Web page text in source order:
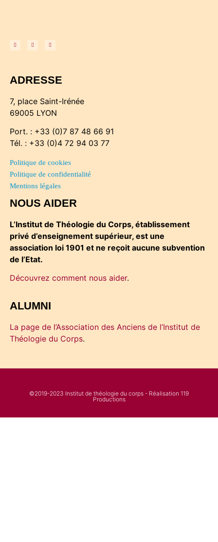
ADRESSE
7, place Saint-Irénée
69005 LYON
Port. : +33 (0)7 87 48 66 91
Tél. : +33 (0)4 72 94 03 77
Politique de cookies
Politique de confidentialité
Mentions légales
NOUS AIDER
L’Institut de Théologie du Corps, établissement
privé d’enseignement supérieur, est une
association loi 1901 et ne reçoit aucune subvention
de l’Etat.
Découvrez comment nous aider.
ALUMNI
La page de l’Association des Anciens de l’Institut de
Théologie du Corps.
©2019-2023 Institut de théologie du corps - Réalisation 119
Productions